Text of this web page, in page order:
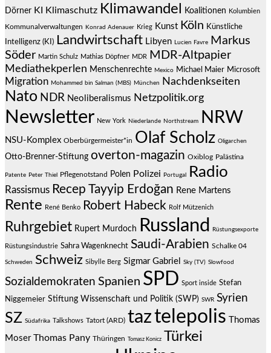
Dörner KI Klimaschutz Klimawandel Koalitionen Kolumbien
Kommunalverwaltungen Konrad Adenauer Krieg Kunst Köln Künstliche
Intelligenz (KI) Landwirtschaft Libyen Lucien Favre
Markus
Söder Martin Schulz Mathias Döpfner MDR MDR-Altpapier
Mediathekperlen Menschenrechte Mexico Michael Maier Microsoft
Migration Mohammed bin Salman (MBS) München Nachdenkseiten
Nato NDR Neoliberalismus Netzpolitik.org
Newsletter New York Niederlande Northstream NRW
NSU-Komplex Oberbürgermeister*in Olaf Scholz Oligarchen
Otto-Brenner-Stiftung overton-magazin Oxiblog Palästina
Patente Peter Thiel Pflegenotstand Polen Polizei Portugal Radio
Rassismus Recep Tayyip Erdoğan Rene Martens
Rente René Benko Robert Habeck Rolf Mützenich
Ruhrgebiet Rupert Murdoch Russland Rüstungsexporte
Rüstungsindustrie Sahra Wagenknecht Saudi-Arabien Schalke 04
Schweden Schweiz Sibylle Berg Sigmar Gabriel Sky (TV) Slowfood
Sozialdemokraten Spanien SPD Sport inside Stefan
Niggemeier Stiftung Wissenschaft und Politik (SWP) SWR Syrien
SZ Südafrika Talkshows Tatort (ARD) taztelepolis
Thomas
Moser Thomas Pany Thüringen Tomasz Konicz Türkei